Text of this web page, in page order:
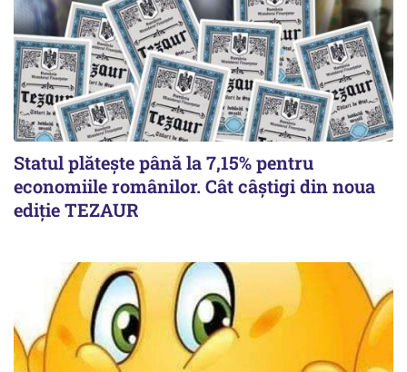
Statul plătește până la 7,15% pentru
economiile românilor. Cât câștigi din noua
ediție TEZAUR